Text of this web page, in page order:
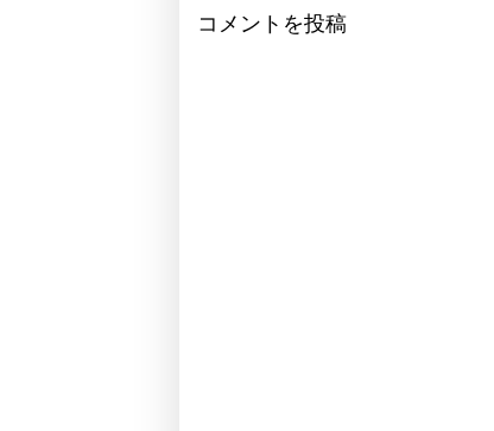
コメントを投稿